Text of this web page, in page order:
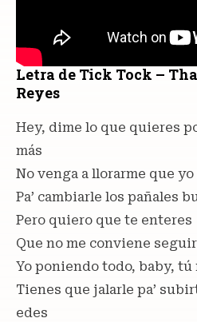
Letra de Tick Tock –
Reyes
Hey, dime lo que quieres
más
No venga a llorarme que yo
Pa’ cambiarle los pañales
Pero quiero que te enteres
Que no me conviene
Yo poniendo todo, baby, tú
Tienes que jalarle pa’
edes